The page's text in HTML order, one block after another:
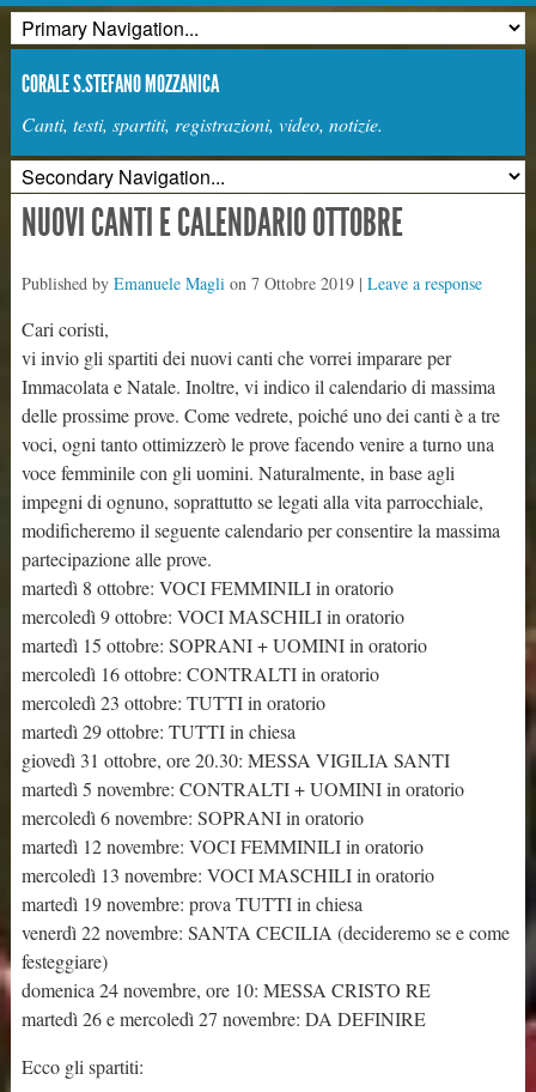
CORALE S.STEFANO MOZZANICA
Canti, testi, spartiti, registrazioni, video, notizie.
NUOVI CANTI E CALENDARIO OTTOBRE
Published by Emanuele Maglion 7 Ottobre 2019| Leave a response
Cari coristi,
vi invio gli spartiti dei nuovi canti che vorrei imparare per
Immacolata e Natale. Inoltre, vi indico il calendario di massima
delle prossime prove. Come vedrete, poiché uno dei canti è a tre
voci, ogni tanto ottimizzerò le prove facendo venire a turno una
voce femminile con gli uomini. Naturalmente, in base agli
impegni di ognuno, soprattutto se legati alla vita parrocchiale,
modificheremo il seguente calendario per consentire la massima
partecipazione alle prove.
martedì 8 ottobre: VOCI FEMMINILI in oratorio
mercoledì 9 ottobre: VOCI MASCHILI in oratorio
martedì 15 ottobre: SOPRANI + UOMINI in oratorio
mercoledì 16 ottobre: CONTRALTI in oratorio
mercoledì 23 ottobre: TUTTI in oratorio
martedì 29 ottobre: TUTTI in chiesa
giovedì 31 ottobre, ore 20.30: MESSA VIGILIA SANTI
martedì 5 novembre: CONTRALTI + UOMINI in oratorio
mercoledì 6 novembre: SOPRANI in oratorio
martedì 12 novembre: VOCI FEMMINILI in oratorio
mercoledì 13 novembre: VOCI MASCHILI in oratorio
martedì 19 novembre: prova TUTTI in chiesa
venerdì 22 novembre: SANTA CECILIA (decideremo se e come
festeggiare)
domenica 24 novembre, ore 10: MESSA CRISTO RE
martedì 26 e mercoledì 27 novembre: DA DEFINIRE
Ecco gli spartiti: